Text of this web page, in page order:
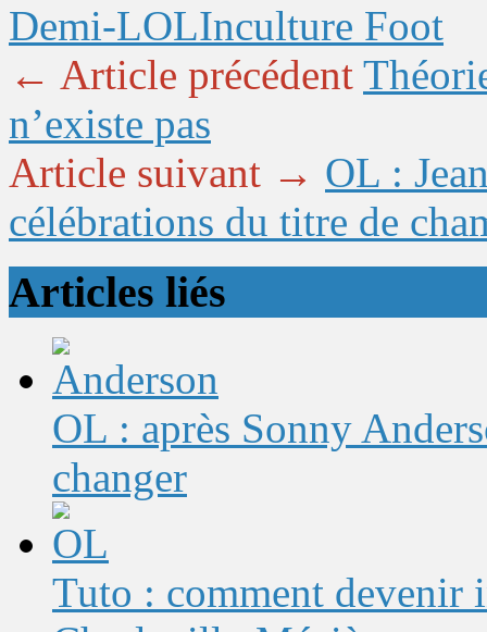
Demi-LOLInculture Foot
← Article précédent
n’existe pas
Article suivant → OL :
célébrations du titre de
Articles liés
OL : après Sonny
changer
Tuto : comment devenir